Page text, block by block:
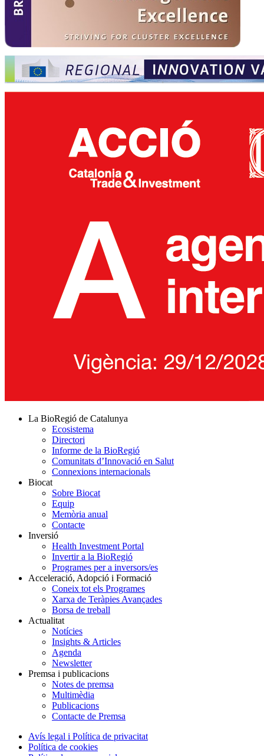
La BioRegió de Catalunya
Ecosistema
Directori
Informe de la BioRegió
Comunitats d’Innovació en Salut
Connexions internacionals
Biocat
Sobre Biocat
Equip
Memòria anual
Contacte
Inversió
Health Investment Portal
Invertir a la BioRegió
Programes per a inversors/es
Acceleració, Adopció i Formació
Coneix tot els Programes
Xarxa de Teràpies Avançades
Borsa de treball
Actualitat
Notícies
Insights & Articles
Agenda
Newsletter
Premsa i publicacions
Notes de premsa
Multimèdia
Publicacions
Contacte de Premsa
Avís legal i Política de privacitat
Política de cookies